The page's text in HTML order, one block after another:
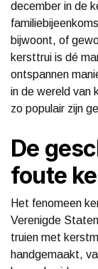
december in de
bijwoont, of
kersttrui is dé
ontspannen
in de wereld van
zo populair zijn
De
foute
Het fenomeen
Verenigde
truien met
handgemaakt,